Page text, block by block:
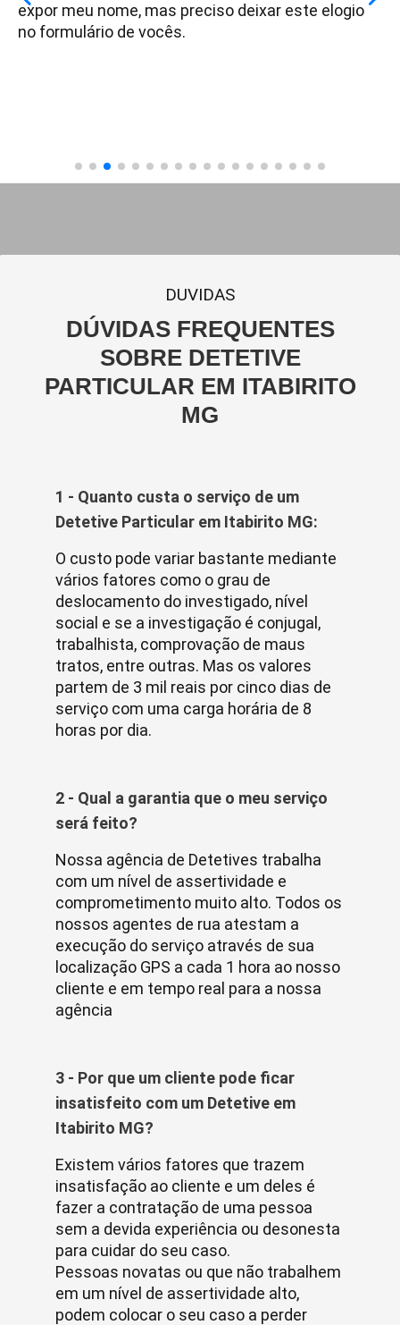
expor meu nome, mas preciso deixar este elogio
no formulário de vocês.
DUVIDAS
DÚVIDAS FREQUENTES
SOBRE DETETIVE
PARTICULAR EM ITABIRITO
MG
1 - Quanto custa o serviço de um
Detetive Particular em Itabirito MG:
O custo pode variar bastante mediante
vários fatores como o grau de
deslocamento do investigado, nível
social e se a investigação é conjugal,
trabalhista, comprovação de maus
tratos, entre outras. Mas os valores
partem de 3 mil reais por cinco dias de
serviço com uma carga horária de 8
horas por dia.
2 - Qual a garantia que o meu serviço
será feito?
Nossa agência de Detetives trabalha
com um nível de assertividade e
comprometimento muito alto. Todos os
nossos agentes de rua atestam a
execução do serviço através de sua
localização GPS a cada 1 hora ao nosso
cliente e em tempo real para a nossa
agência
3 - Por que um cliente pode ficar
insatisfeito com um Detetive em
Itabirito MG?
Existem vários fatores que trazem
insatisfação ao cliente e um deles é
fazer a contratação de uma pessoa
sem a devida experiência ou desonesta
para cuidar do seu caso.
Pessoas novatas ou que não trabalhem
em um nível de assertividade alto,
podem colocar o seu caso a perder